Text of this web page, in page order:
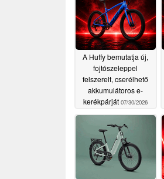
A Huffy bemutatja új,
fojtószeleppel
felszerelt, cserélhető
akkumulátoros e-
kerékpárját 07/30/2026